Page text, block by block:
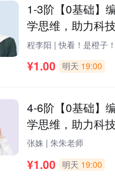
1-3阶【0基础】
学思维，助力科
程李阳 | 快看！是橙子！
¥1.00 明天 19:00
4-6阶【0基础】
学思维，助力科
张姝 | 朱朱老师
¥1.00 明天 19:00